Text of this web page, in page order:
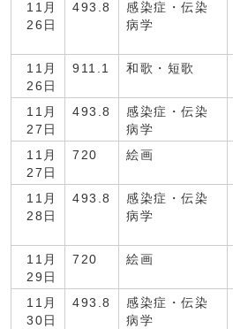
11月
26日
493.8
感染症・伝染
病学
11月
26日
911.1 和歌・短歌
11月
27日
493.8
感染症・伝染
病学
11月
27日
720 絵画
11月
28日
493.8
感染症・伝染
病学
11月
29日
720 絵画
11月
30日
493.8
感染症・伝染
病学